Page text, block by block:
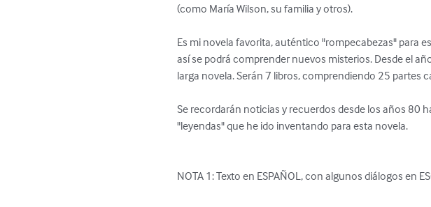
(como María Wilson, su familia y otros).
Es mi novela favorita, auténtico "rompecabezas" para
así se podrá comprender nuevos misterios. Desde el
larga novela. Serán 7 libros, comprendiendo 25 partes
Se recordarán noticias y recuerdos desde los años 80
"leyendas" que he ido inventando para esta novela.
NOTA 1: Texto en ESPAÑOL, con algunos diálogos en